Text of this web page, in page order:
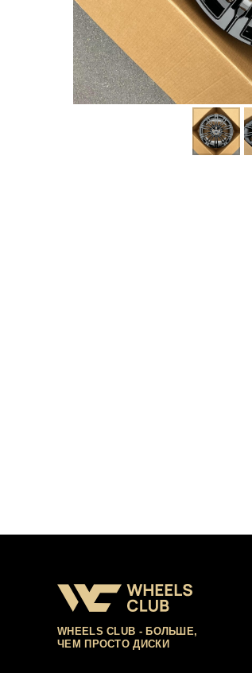
WHEELS CLUB - БОЛЬШЕ,
ЧЕМ ПРОСТО ДИСКИ